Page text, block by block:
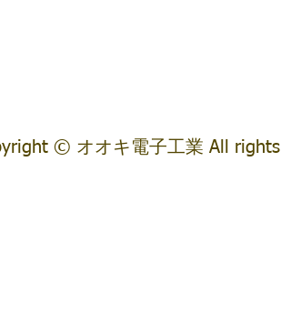
© オオキ電子工業 All